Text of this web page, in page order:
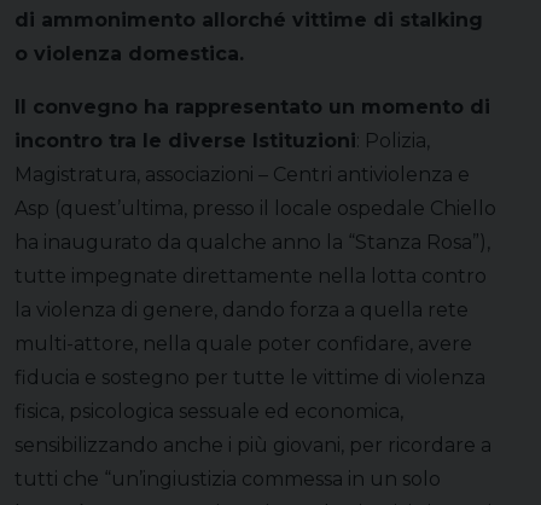
di ammonimento allorché vittime di stalking
o violenza domestica.
Il convegno ha rappresentato un momento di
incontro tra le diverse Istituzioni: Polizia,
Magistratura, associazioni – Centri antiviolenza e
Asp (quest’ultima, presso il locale ospedale Chiello
ha inaugurato da qualche anno la “Stanza Rosa”),
tutte impegnate direttamente nella lotta contro
la violenza di genere, dando forza a quella rete
multi-attore, nella quale poter confidare, avere
fiducia e sostegno per tutte le vittime di violenza
fisica, psicologica sessuale ed economica,
sensibilizzando anche i più giovani, per ricordare a
tutti che “un’ingiustizia commessa in un solo